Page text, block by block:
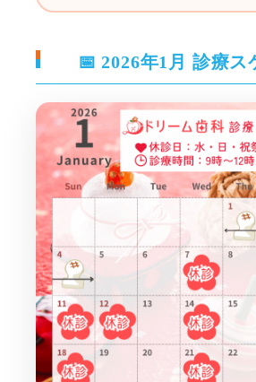
📅 2026年1月 診療ス